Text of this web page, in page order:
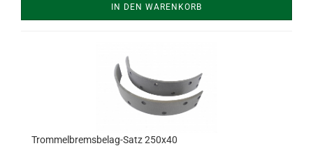
IN DEN WARENKORB
Trommelbremsbelag-Satz 250x40